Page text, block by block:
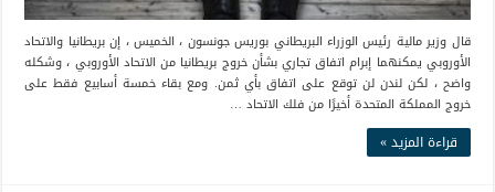
قال وزير مالية رئيس الوزراء البريطاني بوريس جونسون ، الخميس ، إن بريطانيا والاتحاد
الأوروبي يمكنهما إبرام اتفاق تجاري بشأن خروج بريطانيا من الاتحاد الأوروبي ، وشكله
واضح ، لكن لندن لن توقع على اتفاق بأي ثمن. ومع بقاء خمسة أسابيع فقط على
خروج المملكة المتحدة أخيرًا من فلك الاتحاد …
قراءة المزيد »